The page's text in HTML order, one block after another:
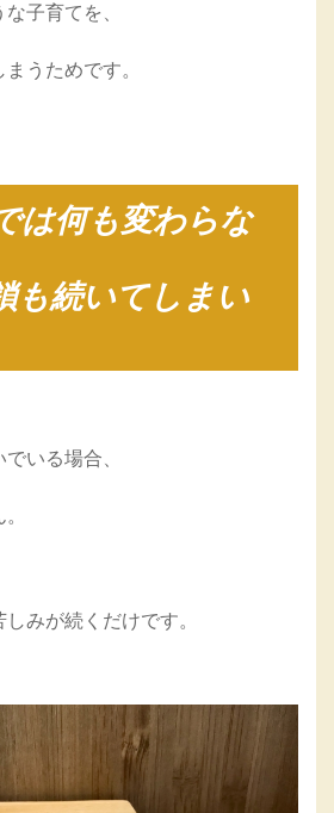
子育てを、
うためです。
は何も変わらな
も続いてしまい
いる場合、
みが続くだけです。